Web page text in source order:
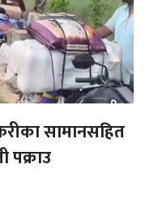
सामानसहित
पक्राउ